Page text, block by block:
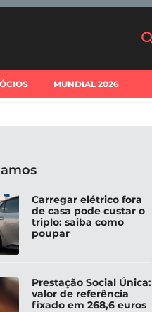
MUNDIAL 2026
Carregar elétrico fora
de casa pode custar o
triplo: saiba como
poupar
Prestação Social Única:
valor de referência
fixado em 268,6 euros